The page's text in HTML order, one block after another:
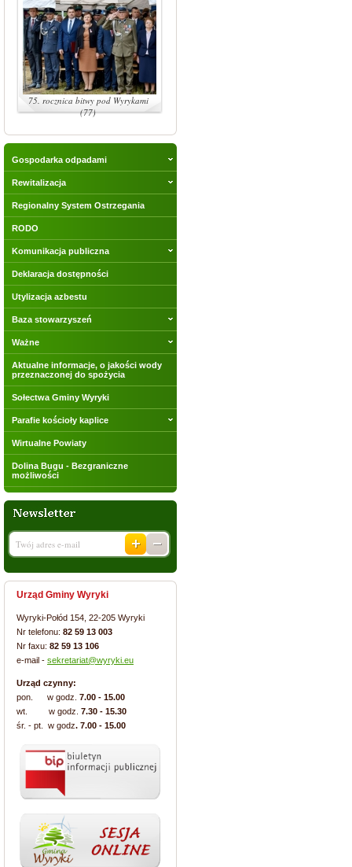
75. rocznica bitwy pod Wyrykami
(77)
Gospodarka odpadami
Rewitalizacja
Regionalny System Ostrzegania
RODO
Komunikacja publiczna
Deklaracja dostępności
Utylizacja azbestu
Baza stowarzyszeń
Ważne
Aktualne informacje, o jakości wody
przeznaczonej do spożycia
Sołectwa Gminy Wyryki
Parafie kościoły kaplice
Wirtualne Powiaty
Dolina Bugu - Bezgraniczne
możliwości
Urząd Gminy Wyryki
Wyryki-Połód 154, 22-205 Wyryki
Nr telefonu: 82 59 13 003
Nr faxu: 82 59 13 106
e-mail - sekretariat@wyryki.eu
Urząd czynny:
pon. w godz. 7.00 - 15.00
wt. w godz. 7.30 - 15.30
śr. - pt. w godz. 7.00 - 15.00